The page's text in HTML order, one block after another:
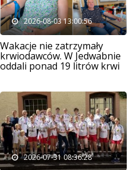
2026-08-03 13:00:56
Wakacje nie zatrzymały
krwiodawców. W Jedwabnie
oddali ponad 19 litrów krwi
2026-07-31 08:36:28